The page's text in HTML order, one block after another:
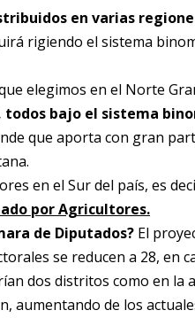
en varias
rigiendo el sistema
elegimos en el Norte
todos bajo el sistema
que aporta con gran
en el Sur del país, es
por Agricultores.
de Diputados? El
se reducen a 28, en
dos distritos como en la
aumentando de los